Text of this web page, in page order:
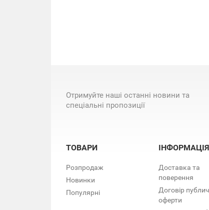
Отримуйте наші останні новини та
спеціальні пропозиції
ТОВАРИ
Розпродаж
Новинки
Популярні
ІНФОРМАЦІЯ
Доставка та
поверення
Договір
оферти